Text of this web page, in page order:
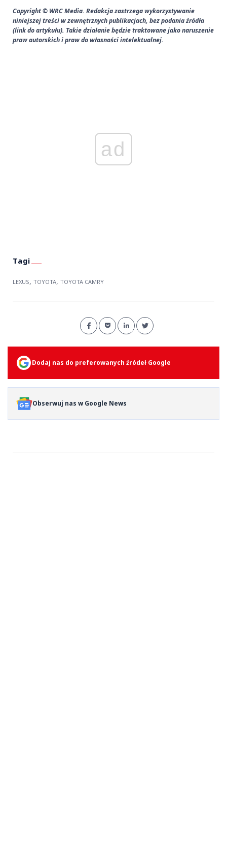
Copyright © WRC Media. Redakcja zastrzega wykorzystywanie
niniejszej treści w zewnętrznych publikacjach, bez podania źródła
(link do artykułu). Takie działanie będzie traktowane jako naruszenie
praw autorskich i praw do własności intelektualnej.
ad
LEXUS, TOYOTA, TOYOTA CAMRY
Dodaj nas do preferowanych źródeł Google
Obserwuj nas w Google News